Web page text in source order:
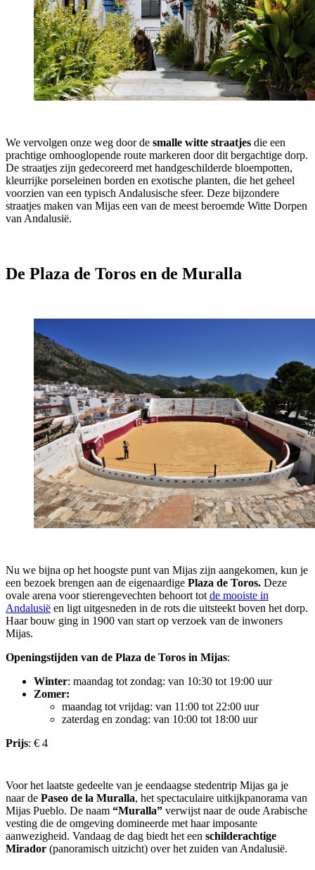
We vervolgen onze weg door de smalle witte straatjes die een
prachtige omhooglopende route markeren door dit bergachtige dorp.
De straatjes zijn gedecoreerd met handgeschilderde bloempotten,
kleurrijke porseleinen borden en exotische planten, die het geheel
voorzien van een typisch Andalusische sfeer. Deze bijzondere
straatjes maken van Mijas een van de meest beroemde Witte Dorpen
van Andalusië.
De Plaza de Toros en de Muralla
Nu we bijna op het hoogste punt van Mijas zijn aangekomen, kun je
een bezoek brengen aan de eigenaardige Plaza de Toros. Deze
ovale arena voor stierengevechten behoort tot de mooiste in
Andalusië en ligt uitgesneden in de rots die uitsteekt boven het dorp.
Haar bouw ging in 1900 van start op verzoek van de inwoners
Mijas.
Openingstijden van de Plaza de Toros in Mijas:
Winter: maandag tot zondag: van 10:30 tot 19:00 uur
Zomer:
maandag tot vrijdag: van 11:00 tot 22:00 uur
zaterdag en zondag: van 10:00 tot 18:00 uur
Prijs: € 4
Voor het laatste gedeelte van je eendaagse stedentrip Mijas ga je
naar de Paseo de la Muralla, het spectaculaire uitkijkpanorama van
Mijas Pueblo. De naam “Muralla” verwijst naar de oude Arabische
vesting die de omgeving domineerde met haar imposante
aanwezigheid. Vandaag de dag biedt het een schilderachtige
Mirador (panoramisch uitzicht) over het zuiden van Andalusië.